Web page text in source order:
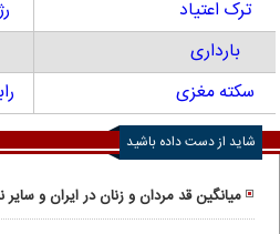
ترک اعتیاد
بارداری
سکته مغزی
شاید از دست داده باشید
میانگین قد مردان و زنان در ایران و سایر